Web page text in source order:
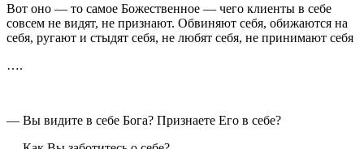
Вот оно — то самое Божественное — чего клиенты в себе
совсем не видят, не признают. Обвиняют себя, обижаются на
себя, ругают и стыдят себя, не любят себя, не принимают себя
….
— Вы видите в себе Бога? Признаете Его в себе?